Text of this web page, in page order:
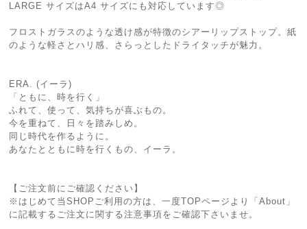
LARGE サイズはA4 サイズにも対応しています◎
フロストガラスのような透け感が特徴のシアーリップストップ。紙
のような軽さとハリ感、さらっとしたドライタッチが魅力。
ERA. (イーラ)
「ともに、時を行く」
ふれて、使って、気持ちが喜ぶもの。
今を重ねて、日々を踏みしめ。
同じ時代を作るように。
あなたとともに時を行くもの、イーラ。
【ご注文前にご確認ください】
※はじめて当SHOPご利用の方は、一度TOPページより「About」
に記載するご注文に関する注意事項をご確認下さいませ。